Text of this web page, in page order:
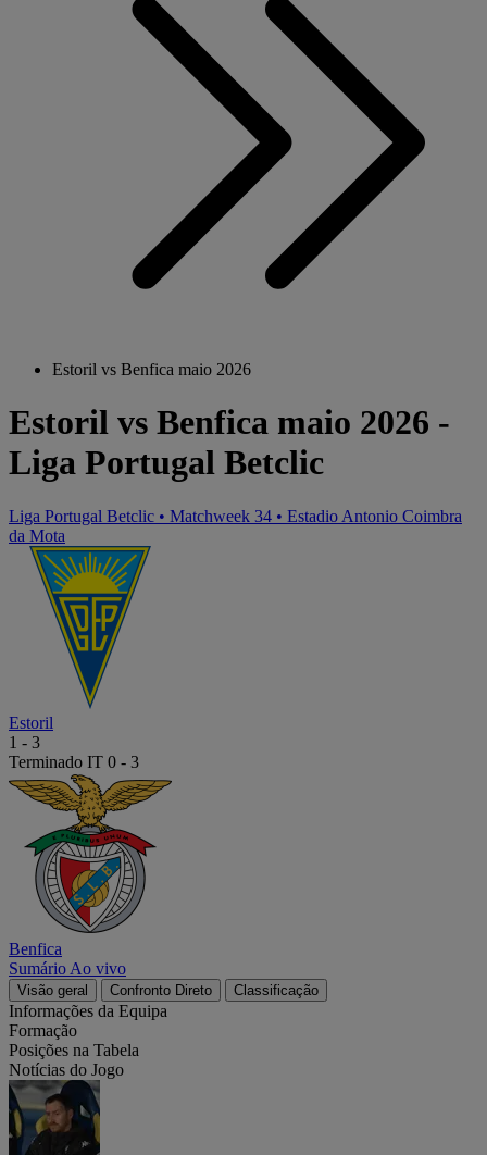
Estoril vs Benfica maio 2026
Estoril vs Benfica maio 2026 -
Liga Portugal Betclic
Liga Portugal Betclic • Matchweek 34 • Estadio Antonio Coimbra
da Mota
Estoril
1 - 3
Terminado IT 0 - 3
Benfica
Sumário Ao vivo
Visão geral Confronto Direto Classificação
Informações da Equipa
Formação
Posições na Tabela
Notícias do Jogo